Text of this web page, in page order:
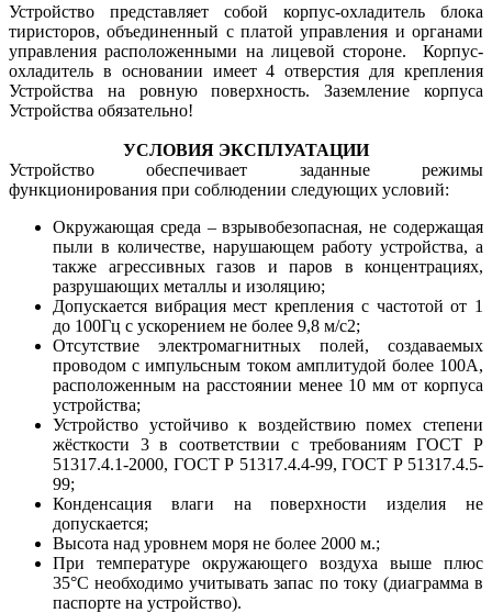
Устройство представляет собой корпус-охладитель блока
тиристоров, объединенный с платой управления и органами
управления расположенными на лицевой стороне. Корпус-
охладитель в основании имеет 4 отверстия для крепления
Устройства на ровную поверхность. Заземление корпуса
Устройства обязательно!
УСЛОВИЯ ЭКСПЛУАТАЦИИ
Устройство обеспечивает заданные режимы
функционирования при соблюдении следующих условий:
Окружающая среда – взрывобезопасная, не содержащая
пыли в количестве, нарушающем работу устройства, а
также агрессивных газов и паров в концентрациях,
разрушающих металлы и изоляцию;
Допускается вибрация мест крепления с частотой от 1
до 100Гц с ускорением не более 9,8 м/с2;
Отсутствие электромагнитных полей, создаваемых
проводом с импульсным током амплитудой более 100А,
расположенным на расстоянии менее 10 мм от корпуса
устройства;
Устройство устойчиво к воздействию помех степени
жёсткости 3 в соответствии с требованиям ГОСТ Р
51317.4.1-2000, ГОСТ Р 51317.4.4-99, ГОСТ Р 51317.4.5-
99;
Конденсация влаги на поверхности изделия не
допускается;
Высота над уровнем моря не более 2000 м.;
При температуре окружающего воздуха выше плюс
35°С необходимо учитывать запас по току (диаграмма в
паспорте на устройство).